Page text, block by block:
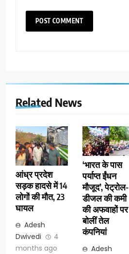
Related News
आंध्र प्रदेश
सड़क हादसे में 14
लोगों की मौत, 23
घायल
Adesh
Dwivedi
4
months ago
‘भारत के पास
पर्याप्त ईंधन
मौजूद’, पेट्रोल-
डीजल की कमी
की अफवाहों पर
बोलीं तेल
कंपनियां
Adesh